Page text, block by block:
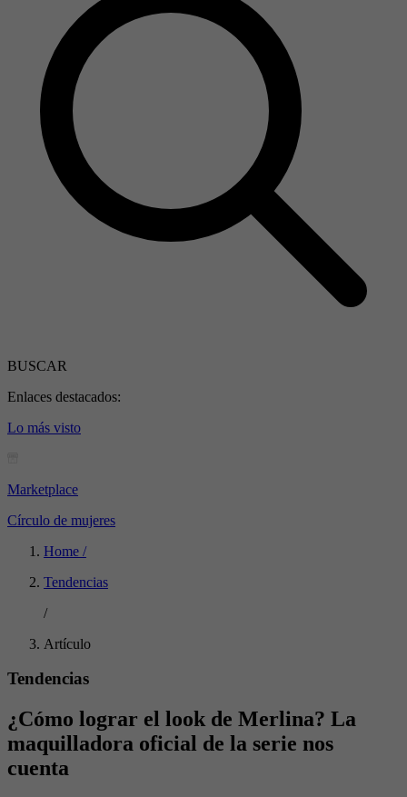
BUSCAR
Enlaces destacados:
Lo más visto
Marketplace
Círculo de mujeres
Home /
Tendencias
/
Artículo
Tendencias
¿Cómo lograr el look de Merlina? La
maquilladora oficial de la serie nos
cuenta